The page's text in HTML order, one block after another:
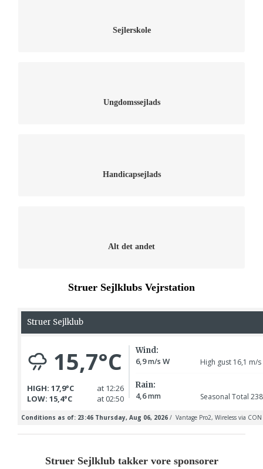
Sejlerskole
Ungdomssejlads
Handicapsejlads
handicapsejlads her
Alt det andet
Struer Sejlklubs Vejrstation
Struer Sejlklub takker vore sponsorer